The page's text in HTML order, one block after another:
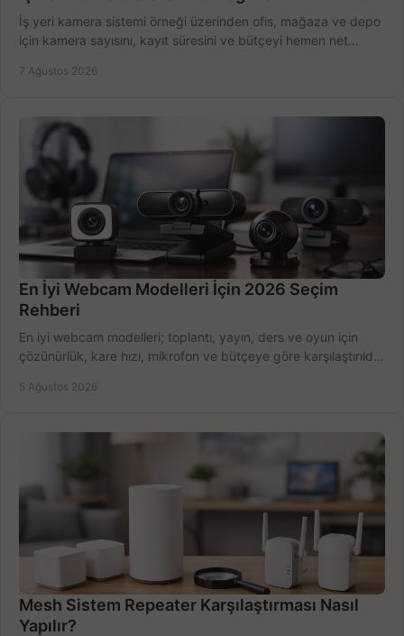
İş yeri kamera sistemi örneği üzerinden ofis, mağaza ve depo
için kamera sayısını, kayıt süresini ve bütçeyi hemen net
7 Ağustos 2026
En İyi Webcam Modelleri İçin 2026 Seçim
Rehberi
En iyi webcam modelleri; toplantı, yayın, ders ve oyun için
çözünürlük, kare hızı, mikrofon ve bütçeye göre karşılaştırıldı.
5 Ağustos 2026
Mesh Sistem Repeater Karşılaştırması Nasıl
Yapılır?